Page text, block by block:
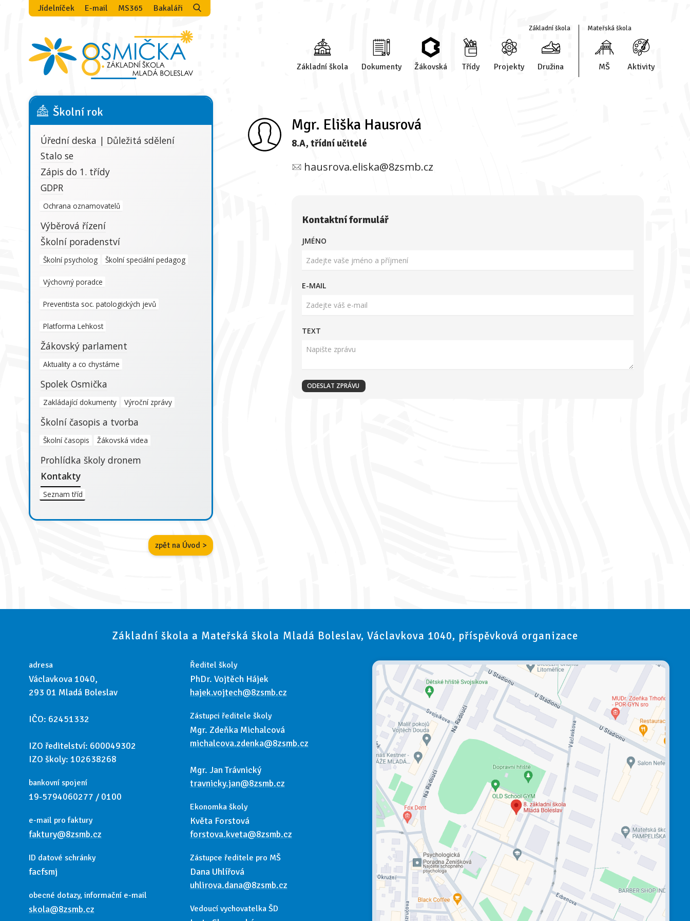
Jídelníček E-mail MS365 Bakaláři
Základní škola
Základní škola Dokumenty Žákovská Třídy Projekty Družina
Mateřská škola
MŠ Aktivity
Školní rok
Úřední deska | Důležitá sdělení
Stalo se
Zápis do 1. třídy
GDPR
Ochrana oznamovatelů
Výběrová řízení
Školní poradenství
Školní psycholog Školní speciální pedagog
Výchovný poradce
Preventista soc. patologických jevů
Platforma Lehkost
Žákovský parlament
Aktuality a co chystáme
Spolek Osmička
Zakládající dokumenty Výroční zprávy
Školní časopis a tvorba
Školní časopis Žákovská videa
Prohlídka školy dronem
Kontakty
Seznam tříd
zpět na Úvod >
Mgr. Eliška Hausrová
8.A, třídní učitelé
hausrova.eliska@8zsmb.cz
Kontaktní formulář
JMÉNO
E-MAIL
TEXT
Základní škola a Mateřská škola Mladá Boleslav, Václavkova 1040, příspěvková organizace
adresa
Václavkova 1040,
293 01 Mladá Boleslav
IČO: 62451332
IZO ředitelství: 600049302
IZO školy: 102638268
bankovní spojení
19-5794060277 / 0100
e-mail pro faktury
faktury@8zsmb.cz
ID datové schránky
facfsmj
obecné dotazy, informační e-mail
skola@8zsmb.cz
Ředitel školy
PhDr. Vojtěch Hájek
hajek.vojtech@8zsmb.cz
Zástupci ředitele školy
Mgr. Zdeňka Michalcová
michalcova.zdenka@8zsmb.cz
Mgr. Jan Trávnický
travnicky.jan@8zsmb.cz
Ekonomka školy
Květa Forstová
forstova.kveta@8zsmb.cz
Zástupce ředitele pro MŠ
Dana Uhlířová
uhlirova.dana@8zsmb.cz
Vedoucí vychovatelka ŠD